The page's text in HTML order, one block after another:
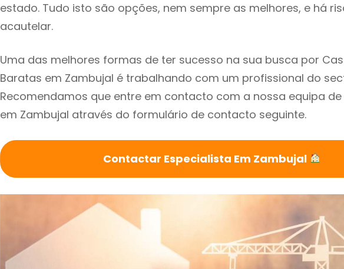
estado. Tudo isto são opções, nem sempre as melhores, e há
acautelar.
Uma das melhores formas de ter sucesso na sua busca por
Baratas em Zambujal é trabalhando com um profissional do
Recomendamos que entre em contacto com a nossa equipa
em Zambujal através do formulário de contacto seguinte.
Contactar Especialista Em Zambujal